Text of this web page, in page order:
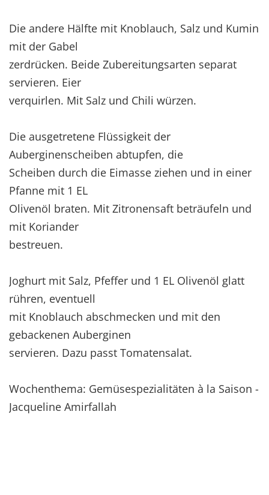
Die andere Hälfte mit Knoblauch, Salz und Kumin
mit der Gabel
zerdrücken. Beide Zubereitungsarten separat
servieren. Eier
verquirlen. Mit Salz und Chili würzen.
Die ausgetretene Flüssigkeit der
Auberginenscheiben abtupfen, die
Scheiben durch die Eimasse ziehen und in einer
Pfanne mit 1 EL
Olivenöl braten. Mit Zitronensaft beträufeln und
mit Koriander
bestreuen.
Joghurt mit Salz, Pfeffer und 1 EL Olivenöl glatt
rühren, eventuell
mit Knoblauch abschmecken und mit den
gebackenen Auberginen
servieren. Dazu passt Tomatensalat.
Wochenthema: Gemüsespezialitäten à la Saison -
Jacqueline Amirfallah